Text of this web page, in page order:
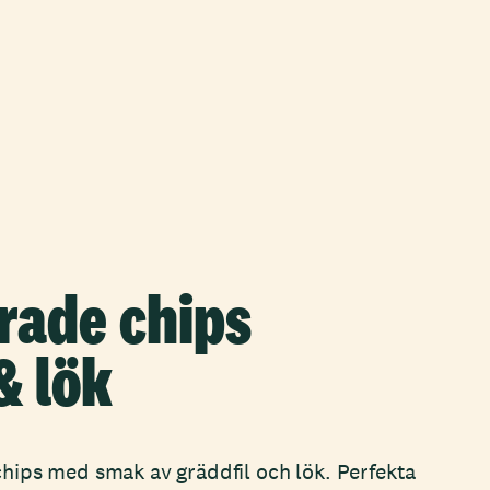
chips
lök
med smak av gräddfil och lök. Perfekta